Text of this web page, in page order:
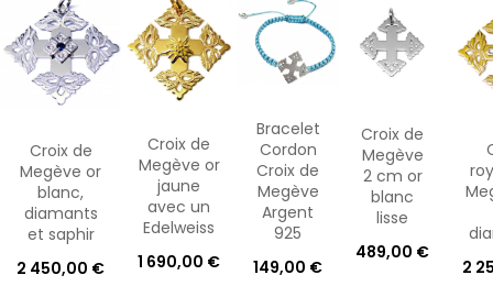
Croix de
Megève or
blanc,
diamants
et saphir
2 450,00 €
Croix de
Megève or
jaune
avec un
Edelweiss
1 690,00 €
Bracelet
Cordon
Croix de
Megève
Argent
925
149,00 €
Croix de
Megève
2 cm or
blanc
lisse
489,00 €
2